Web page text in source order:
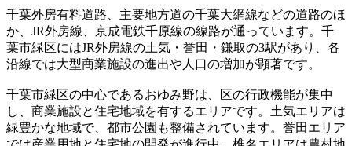
千葉外房有料道路、主要地方道の千葉大網線などの道路のほ
か、JR外房線、京成電鉄千原線の線路が通っています。千
葉市緑区にはJR外房線の土気・誉田・鎌取の3駅があり、各
沿線では大型商業施設の進出や人口の増加が顕著です。
千葉市緑区の中心であるおゆみ野は、区の行政機能が集中
し、商業施設と住宅地域を有するエリアです。土気エリアは
緑豊かな地域で、都市公園も整備されています。誉田エリア